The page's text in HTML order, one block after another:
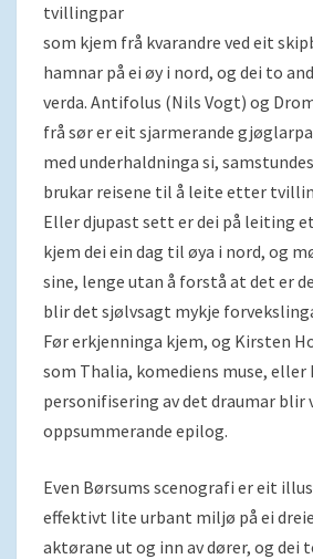
tvillingpar
som kjem frå kvarandre ved eit
hamnar på ei øy i nord, og dei to
verda. Antifolus (Nils Vogt) og
frå sør er eit sjarmerande
med underhaldninga si,
brukar reisene til å leite etter
Eller djupast sett er dei på leiting
kjem dei ein dag til øya i nord, og
sine, lenge utan å forstå at det er
blir det sjølvsagt mykje
Før erkjenninga kjem, og Kirsten
som Thalia, komediens muse, eller
personifisering av det draumar blir
oppsummerande epilog.
Even Børsums scenografi er eit
effektivt lite urbant miljø på ei
aktørane ut og inn av dører, og